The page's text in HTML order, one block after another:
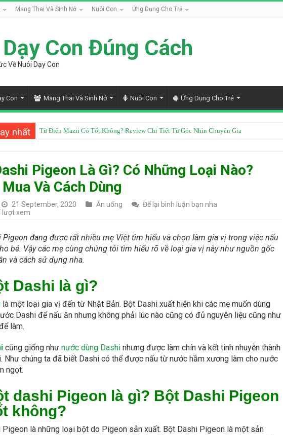
Mang Thai Và Sinh Nở Nuôi Con Ứng Dụng Cho Trẻ
Con Đúng Cách
Về Nuôi Dạy Con
Con Mang Thai Và Sinh Nở Nuôi Con Ứng Dụng Cho Trẻ
nhất Từ Điển Mazii Có Tốt Không? Review Chi Tiết Từ Góc Nhìn Chuyên Gia
Pigeon Là Gì? Có Những Loại Nào?
Và Cách Dùng
21 September, 2020 Ăn uống
Để lại bình luận bạn nha
lượt xem
Pigeon đang được rất nhiều mẹ Việt tìm hiểu và chọn làm gia vị trong việc nấu
bé. Vậy các mẹ cùng chúng tôi tìm hiểu rõ về loại gia vị này như nguồn gốc
và cách sử dụng nha.
Dashi là gì?
là một loại gia vị đến từ Nhật Bản. Bột Dashi xuất hiện khi các mẹ muốn dùng
Dashi để nấu ăn nhưng không phải lúc nào cũng có đủ nguyên liệu cũng như
làm.
cũng giống như nước dùng Dashinhưng được làm chín và kết tinh nhuyễn thành
Như chúng ta đã biết Dashi có thể được nấu từ nước hầm xương làm cho nước
ngọt.
dashi Pigeon là gì? Bột Dashi Pigeon
không?
Pigeon là những loại bột do Pigeon sản xuất. Bột Dashi Pigeon là một sản